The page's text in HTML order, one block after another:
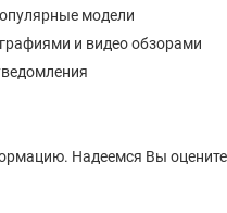
модели
и видео обзорами
Надеемся Вы оцените